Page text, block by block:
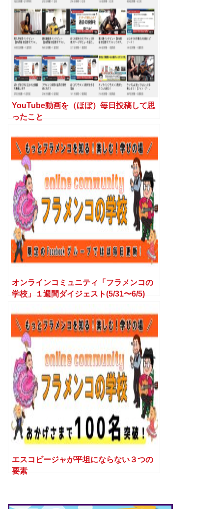
YouTube動画を（ほぼ）毎日投稿して思
ったこと
オンラインコミュニティ「フラメンコの
学校」１週間ダイジェスト(5/31〜6/5)
エスコビージャが平坦にならない３つの
要素